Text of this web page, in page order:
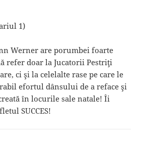
1)
Werner are porumbei foarte
refer doar la Jucatorii Pestriţi
ci şi la celelalte rase pe care le
efortul dânsului de a reface şi
în locurile sale natale! Îi
SUCCES!